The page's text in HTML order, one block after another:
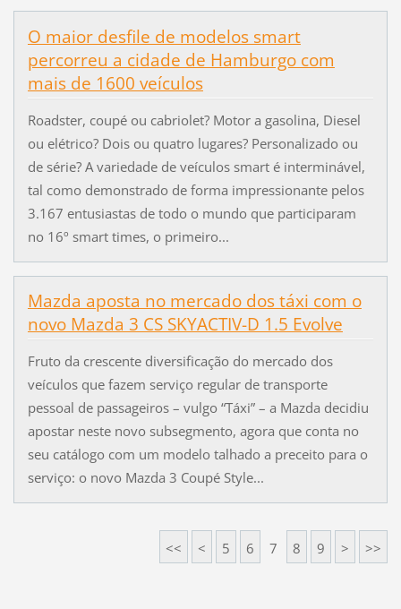
O maior desfile de modelos smart
percorreu a cidade de Hamburgo com
mais de 1600 veículos
Roadster, coupé ou cabriolet? Motor a gasolina, Diesel
ou elétrico? Dois ou quatro lugares? Personalizado ou
de série? A variedade de veículos smart é interminável,
tal como demonstrado de forma impressionante pelos
3.167 entusiastas de todo o mundo que participaram
no 16º smart times, o primeiro...
Mazda aposta no mercado dos táxi com o
novo Mazda 3 CS SKYACTIV-D 1.5 Evolve
Fruto da crescente diversificação do mercado dos
veículos que fazem serviço regular de transporte
pessoal de passageiros – vulgo “Táxi” – a Mazda decidiu
apostar neste novo subsegmento, agora que conta no
seu catálogo com um modelo talhado a preceito para o
serviço: o novo Mazda 3 Coupé Style...
<< < 5 6 7 8 9 > >>